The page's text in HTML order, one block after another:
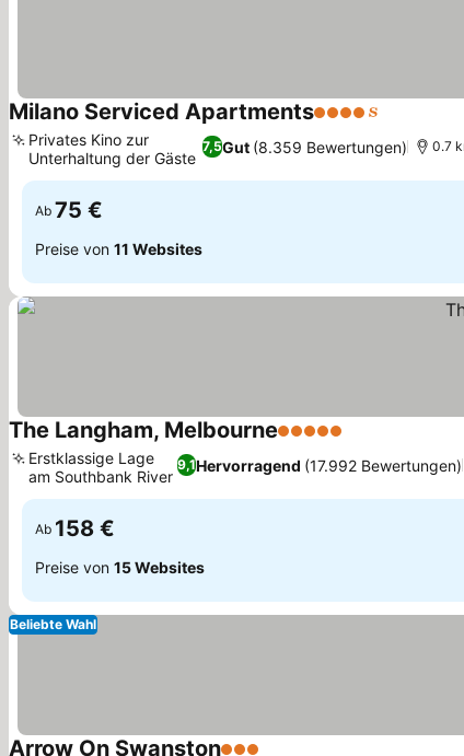
Milano Serviced Apartments4 Sterne
7,5Gut (8.359 Bewertungen)
Privates Kino zur
Unterhaltung der Gäste
0.7
Ab 75 €
Preise von 11 Websites
The Langham, Melbourne5 Sterne
9,1Hervorragend (17.992 Bewertungen)
Erstklassige Lage
am Southbank River
Ab 158 €
Preise von 15 Websites
Beliebte Wahl
Arrow On Swanston